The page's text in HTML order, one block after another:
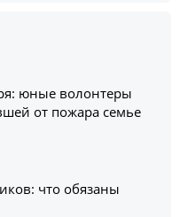
юные волонтеры
от пожара семье
что обязаны